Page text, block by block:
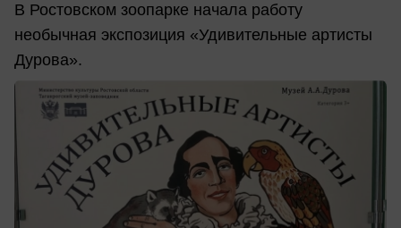
В Ростовском зоопарке начала работу
необычная экспозиция «Удивительные артисты
Дурова».